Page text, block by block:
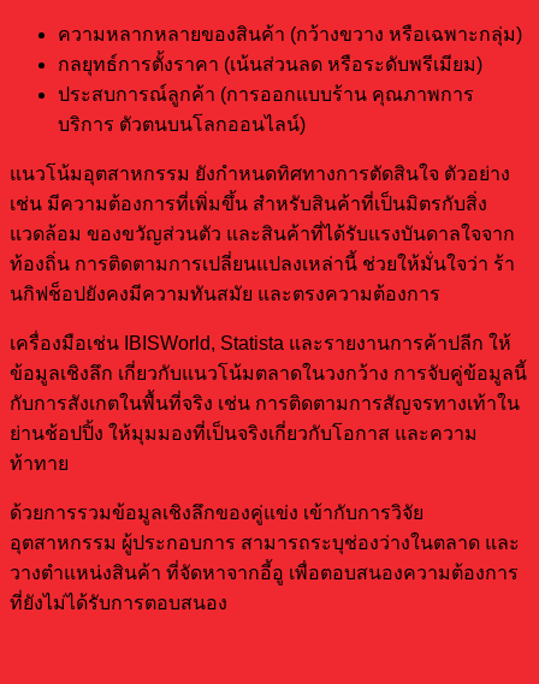
ความหลากหลายของสินค้า (กว้างขวาง หรือเฉพาะกลุ่ม)
กลยุทธ์การตั้งราคา (เน้นส่วนลด หรือระดับพรีเมียม)
ประสบการณ์ลูกค้า (การออกแบบร้าน คุณภาพการ
บริการ ตัวตนบนโลกออนไลน์)
แนวโน้มอุตสาหกรรม ยังกำหนดทิศทางการตัดสินใจ ตัวอย่าง
เช่น มีความต้องการที่เพิ่มขึ้น สำหรับสินค้าที่เป็นมิตรกับสิ่ง
แวดล้อม ของขวัญส่วนตัว และสินค้าที่ได้รับแรงบันดาลใจจาก
ท้องถิ่น การติดตามการเปลี่ยนแปลงเหล่านี้ ช่วยให้มั่นใจว่า ร้า
นกิฟช็อปยังคงมีความทันสมัย และตรงความต้องการ
เครื่องมือเช่น IBISWorld, Statista และรายงานการค้าปลีก ให้
ข้อมูลเชิงลึก เกี่ยวกับแนวโน้มตลาดในวงกว้าง การจับคู่ข้อมูลนี้
กับการสังเกตในพื้นที่จริง เช่น การติดตามการสัญจรทางเท้าใน
ย่านช้อปปิ้ง ให้มุมมองที่เป็นจริงเกี่ยวกับโอกาส และความ
ท้าทาย
ด้วยการรวมข้อมูลเชิงลึกของคู่แข่ง เข้ากับการวิจัย
อุตสาหกรรม ผู้ประกอบการ สามารถระบุช่องว่างในตลาด และ
วางตำแหน่งสินค้า ที่จัดหาจากอี้อู เพื่อตอบสนองความต้องการ
ที่ยังไม่ได้รับการตอบสนอง